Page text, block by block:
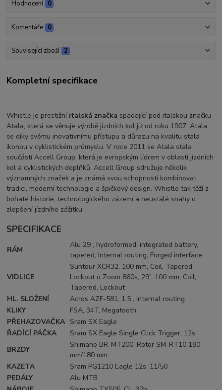
Hodnocení 0
Komentáře 0
Související zboží 2
Kompletní specifikace
Whistle je prestižní italská značka spadající pod italskou značku
Atala, která se věnuje výrobě jízdních kol již od roku 1907. Atala
se díky svému inovativnímu přístupu a důrazu na kvalitu stala
ikonou v cyklistickém průmyslu. V roce 2011 se Atala stala
součástí Accell Group, která je evropským lídrem v oblasti jízdních
kol a cyklistických doplňků. Accell Group sdružuje několik
významných značek a je známá svou schopností kombinovat
tradici, moderní technologie a špičkový design. Whistle tak těží z
bohaté historie, technologického zázemí a neustálé snahy o
zlepšení jízdního zážitku.
SPECIFIKACE
RÁM
Alu 29 , hydroformed, integrated battery,
tapered, Internal routing, Forged interface
VIDLICE
Suntour XCR32, 100 mm, Coil, Tapered,
Lockout o Zoom 860s, 29”, 100 mm, Coil,
Tapered, Lockout
HL. SLOŽENÍ
Acros AZF-581, 1,5 , Internal routing
KLIKY
FSA, 34T, Megatooth
PŘEHAZOVAČKA Sram SX Eagle
ŘADÍCÍ PÁČKA
Sram SX Eagle Single Click Trigger, 12s
BRZDY
Shimano BR-MT200, Rotor SM-RT10 180
mm/180 mm
KAZETA
Sram PG1210 Eagle 12s, 11/50
PEDÁLY
Alu MTB